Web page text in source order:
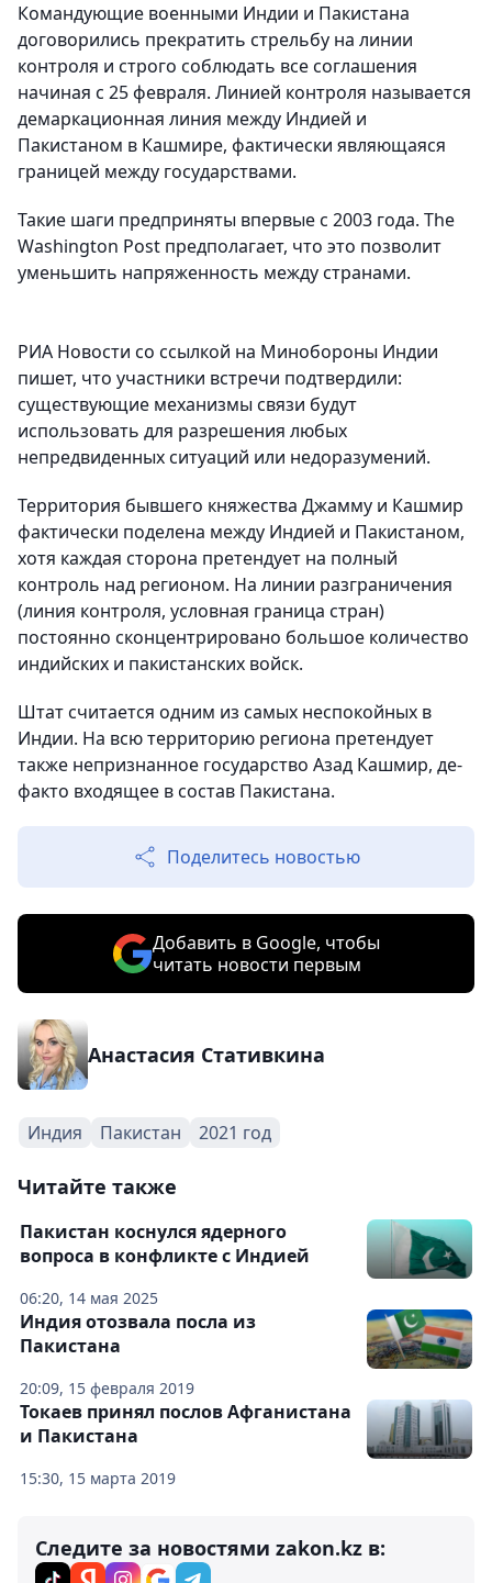
Командующие военными Индии и Пакистана
договорились прекратить стрельбу на линии
контроля и строго соблюдать все соглашения
начиная с 25 февраля. Линией контроля называется
демаркационная линия между Индией и
Пакистаном в Кашмире, фактически являющаяся
границей между государствами.
Такие шаги предприняты впервые с 2003 года. The
Washington Post предполагает, что это позволит
уменьшить напряженность между странами.
РИА Новости со ссылкой на Минобороны Индии
пишет, что участники встречи подтвердили:
существующие механизмы связи будут
использовать для разрешения любых
непредвиденных ситуаций или недоразумений.
Территория бывшего княжества Джамму и Кашмир
фактически поделена между Индией и Пакистаном,
хотя каждая сторона претендует на полный
контроль над регионом. На линии разграничения
(линия контроля, условная граница стран)
постоянно сконцентрировано большое количество
индийских и пакистанских войск.
Штат считается одним из самых неспокойных в
Индии. На всю территорию региона претендует
также непризнанное государство Азад Кашмир, де-
факто входящее в состав Пакистана.
Поделитесь новостью
Добавить в Google, чтобы
читать новости первым
Анастасия Стативкина
Индия Пакистан 2021 год
Читайте также
06:20, 14 мая 2025
Пакистан коснулся ядерного
вопроса в конфликте с Индией
20:09, 15 февраля 2019
Индия отозвала посла из
Пакистана
15:30, 15 марта 2019
Токаев принял послов Афганистана
и Пакистана
Следите за новостями zakon.kz в: